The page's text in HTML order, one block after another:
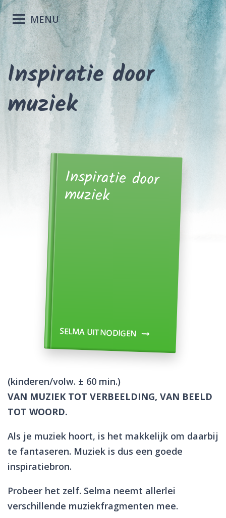
MENU
Inspiratie door
muziek
(kinderen/volw. ± 60 min.)
VAN MUZIEK TOT VERBEELDING, VAN BEELD
TOT WOORD.
Als je muziek hoort, is het makkelijk om daarbij
te fantaseren. Muziek is dus een goede
inspiratiebron.
Probeer het zelf. Selma neemt allerlei
verschillende muziekfragmenten mee.
Inspiratie door
muziek
SELMA UITNODIGEN